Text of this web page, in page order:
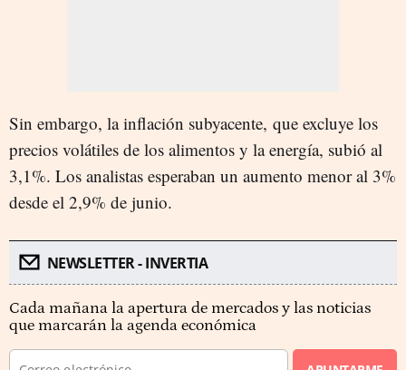
Sin embargo, la inflación subyacente, que excluye los
precios volátiles de los alimentos y la energía, subió al
3,1%. Los analistas esperaban un aumento menor al 3%
desde el 2,9% de junio.
NEWSLETTER - INVERTIA
Cada mañana la apertura de mercados y las noticias
que marcarán la agenda económica